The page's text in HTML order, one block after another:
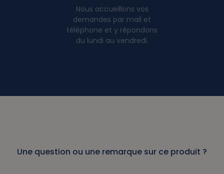
Nous accueillons vos
demandes par mail et
téléphone et y répondons
du lundi au vendredi.
Une question ou une remarque sur ce produit ?